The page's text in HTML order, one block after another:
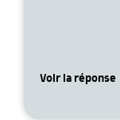
Voir la réponse